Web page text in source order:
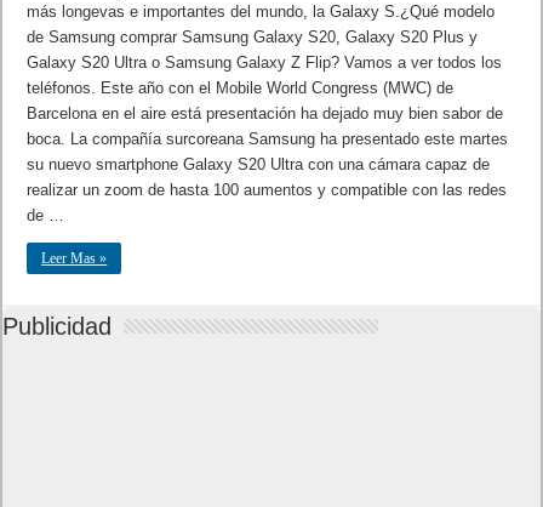
más longevas e importantes del mundo, la Galaxy S.¿Qué modelo
de Samsung comprar Samsung Galaxy S20, Galaxy S20 Plus y
Galaxy S20 Ultra o Samsung Galaxy Z Flip? Vamos a ver todos los
teléfonos. Este año con el Mobile World Congress (MWC) de
Barcelona en el aire está presentación ha dejado muy bien sabor de
boca. La compañía surcoreana Samsung ha presentado este martes
su nuevo smartphone Galaxy S20 Ultra con una cámara capaz de
realizar un zoom de hasta 100 aumentos y compatible con las redes
de …
Leer Mas »
Publicidad